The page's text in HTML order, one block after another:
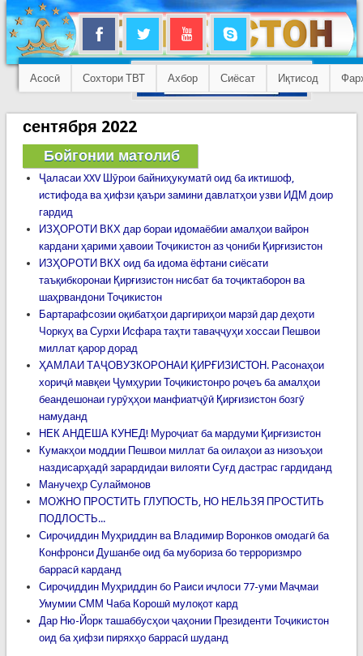
Асосӣ Сохтори ТВТ Ахбор Сиёсат Иқтисод
сентября 2022
Бойгонии матолиб
Ҷаласаи XXV Шӯрои байниҳукуматӣ оид ба иктишоф,
истифода ва ҳифзи қаъри замини давлатҳои узви ИДМ доир
гардид
ИЗҲОРОТИ ВКХ дар бораи идомаёбии амалҳои вайрон
кардани ҳарими ҳавоии Тоҷикистон аз ҷониби Қирғизистон
ИЗҲОРОТИ ВКХ оид ба идома ёфтани сиёсати
таъқибкоронаи Қирғизистон нисбат ба тоҷиктаборон ва
шаҳрвандони Тоҷикистон
Бартарафсозии оқибатҳои даргириҳои марзӣ дар деҳоти
Чоркуҳ ва Сурхи Исфара таҳти таваҷҷуҳи хоссаи Пешвои
миллат қарор дорад
ҲАМЛАИ ТАҶОВУЗКОРОНАИ ҚИРҒИЗИСТОН. Расонаҳои
хориҷӣ мавқеи Ҷумҳурии Тоҷикистонро роҷеъ ба амалҳои
беандешонаи гурӯҳҳои манфиатҷӯӣ Қирғизистон бозгӯ
намуданд
НЕК АНДЕША КУНЕД! Муроҷиат ба мардуми Қирғизистон
Кумакҳои моддии Пешвои миллат ба оилаҳои аз низоъҳои
наздисарҳадӣ зарардидаи вилояти Суғд дастрас гардиданд
Манучеҳр Сулаймонов
МОЖНО ПРОСТИТЬ ГЛУПОСТЬ, НО НЕЛЬЗЯ ПРОСТИТЬ
ПОДЛОСТЬ...
Сироҷиддин Муҳриддин ва Владимир Воронков омодагӣ ба
Конфронси Душанбе оид ба мубориза бо терроризмро
баррасӣ карданд
Сироҷиддин Муҳриддин бо Раиси иҷлоси 77-уми Маҷмаи
Умумии СММ Чаба Корошӣ мулоқот кард
Дар Ню-Йорк ташаббусҳои ҷаҳонии Президенти Тоҷикистон
оид ба ҳифзи пиряхҳо баррасӣ шуданд